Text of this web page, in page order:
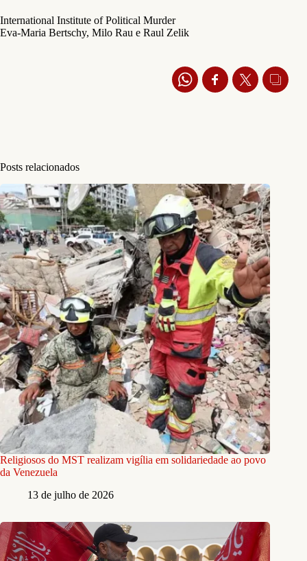
International Institute of Political Murder
Eva-Maria Bertschy, Milo Rau e Raul Zelik
Posts relacionados
Religiosos do MST realizam vigília em solidariedade ao povo
da Venezuela
13 de julho de 2026